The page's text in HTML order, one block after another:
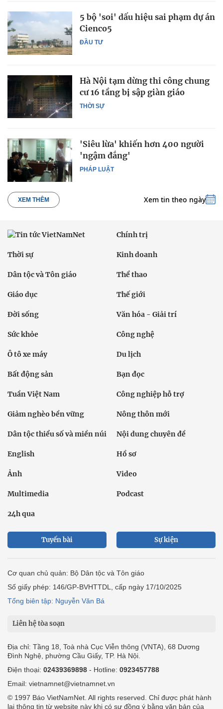
ĐẦU TƯ
5 bộ 'soi' dấu hiệu sai phạm dự án
Cienco5
THỜI SỰ
Hà Nội tạm dừng thi công chung
cư 16 tầng bị sập giàn giáo
PHÁP LUẬT
'Siêu lừa' khiến hơn 400 người
'ngậm đắng'
XEM THÊM Xem tin theo ngày
Chính trị
Thời sự Kinh doanh
Dân tộc và Tôn giáo Thể thao
Giáo dục Thế giới
Đời sống Văn hóa - Giải trí
Sức khỏe Công nghệ
Ô tô xe máy Du lịch
Bất động sản Bạn đọc
Tuần Việt Nam Công nghiệp hỗ trợ
Giảm nghèo bền vững Nông thôn mới
Dân tộc thiểu số và miền núi Nội dung chuyên đề
English Hồ sơ
Ảnh Video
Multimedia Podcast
24h qua
Tuyến bài Sự kiện
Cơ quan chủ quản: Bộ Dân tộc và Tôn giáo
Số giấy phép: 146/GP-BVHTTDL, cấp ngày 17/10/2025
Tổng biên tập: Nguyễn Văn Bá
Liên hệ tòa soạn
Địa chỉ: Tầng 18, Toà nhà Cục Viễn thông (VNTA), 68 Dương
Đình Nghệ, phường Cầu Giấy, TP. Hà Nội.
Điện thoại: 02439369898 - Hotline: 0923457788
Email: vietnamnet@vietnamnet.vn
© 1997 Báo VietNamNet. All rights reserved. Chỉ được phát hành
lại thông tin từ website này khi có sự đồng ý bằng văn bản của